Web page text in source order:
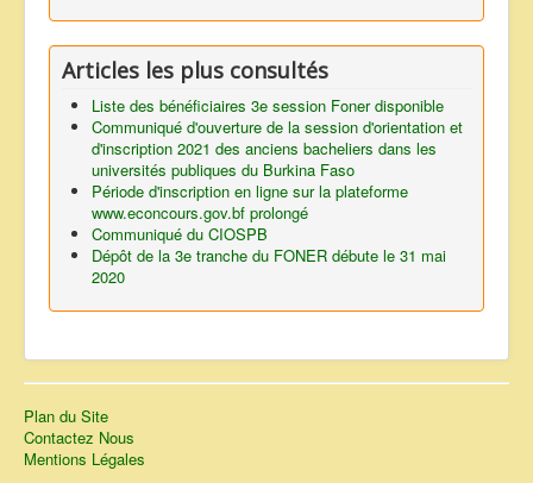
Articles les plus consultés
Liste des bénéficiaires 3e session Foner disponible
Communiqué d'ouverture de la session d'orientation et
d'inscription 2021 des anciens bacheliers dans les
universités publiques du Burkina Faso
Période d'inscription en ligne sur la plateforme
www.econcours.gov.bf prolongé
Communiqué du CIOSPB
Dépôt de la 3e tranche du FONER débute le 31 mai
2020
Plan du Site
Contactez Nous
Mentions Légales